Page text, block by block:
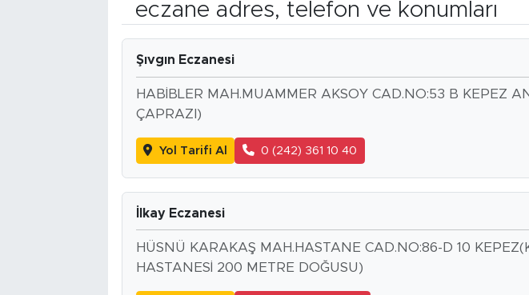
eczane adres, telefon ve konumları
Şıvgın Eczanesi
HABİBLER MAH.MUAMMER AKSOY CAD.NO:53 B KEPEZ
ÇAPRAZI)
Yol Tarifi Al 0 (242) 361 10 40
İlkay Eczanesi
HÜSNÜ KARAKAŞ MAH.HASTANE CAD.NO:86-D 10
HASTANESİ 200 METRE DOĞUSU)